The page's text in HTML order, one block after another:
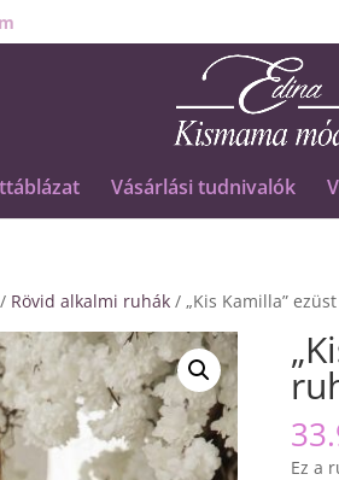
Vásárlási tudnivalók
/ Rövid alkalmi ruhák / „Kis Kamilla”
Ez a